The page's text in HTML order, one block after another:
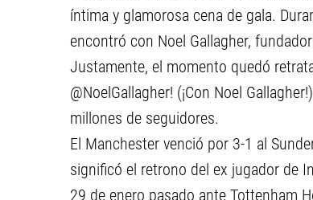
íntima y glamorosa cena de gala.
encontró con Noel Gallagher,
Justamente, el momento quedó
@NoelGallagher! (¡Con Noel
millones de seguidores.
El Manchester venció por 3-1 al
significó el retrono del ex jugador de
29 de enero pasado ante Tottenham